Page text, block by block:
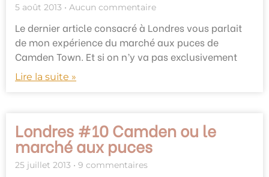
5 août 2013 Aucun commentaire
Le dernier article consacré à Londres vous parlait
de mon expérience du marché aux puces de
Camden Town. Et si on n’y va pas exclusivement
Lire la suite »
Londres #10 Camden ou le
marché aux puces
25 juillet 2013 9 commentaires